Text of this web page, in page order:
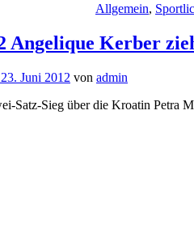
Allgemein,
Angelique Kerber
3. Juni 2012 von admin
Satz-Sieg über die Kroatin Petra